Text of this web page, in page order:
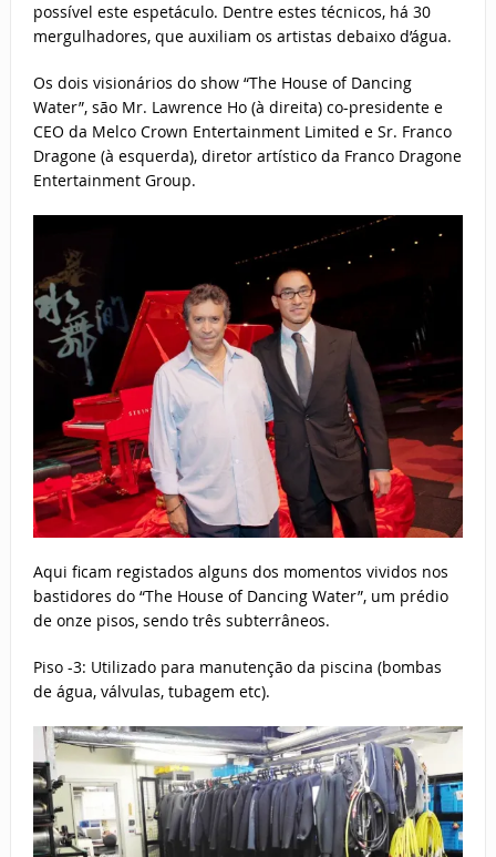
possível este espetáculo. Dentre estes técnicos, há 30
mergulhadores, que auxiliam os artistas debaixo d’água.
Os dois visionários do show “The House of Dancing
Water”, são Mr. Lawrence Ho (à direita) co-presidente e
CEO da Melco Crown Entertainment Limited e Sr. Franco
Dragone (à esquerda), diretor artístico da Franco Dragone
Entertainment Group.
Aqui ficam registados alguns dos momentos vividos nos
bastidores do “The House of Dancing Water”, um prédio
de onze pisos, sendo três subterrâneos.
Piso -3: Utilizado para manutenção da piscina (bombas
de água, válvulas, tubagem etc).